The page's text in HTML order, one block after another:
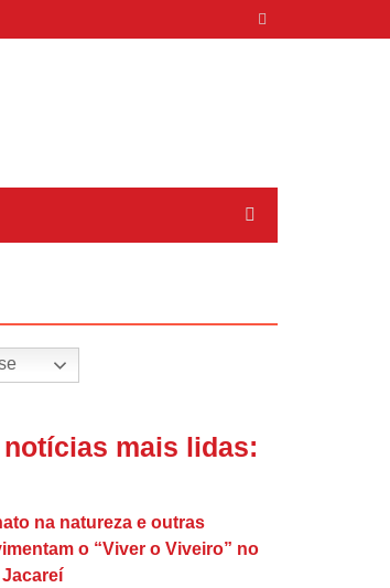
mais lidas:
na natureza e outras
o “Viver o Viveiro” no